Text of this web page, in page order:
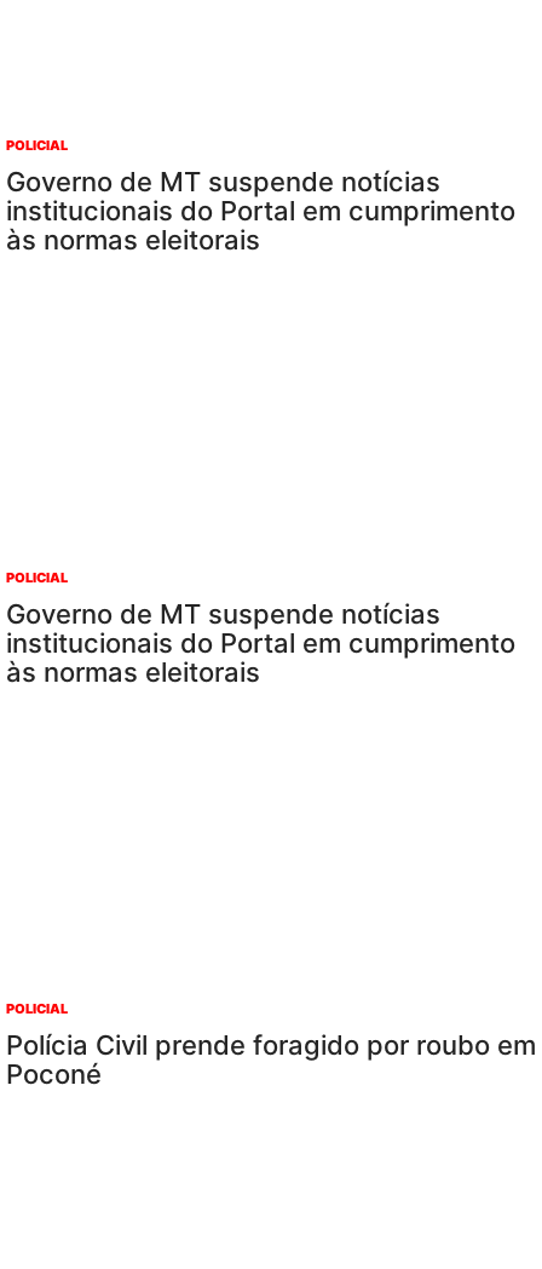
POLICIAL
Governo de MT suspende notícias
institucionais do Portal em cumprimento
às normas eleitorais
POLICIAL
Governo de MT suspende notícias
institucionais do Portal em cumprimento
às normas eleitorais
POLICIAL
Polícia Civil prende foragido por roubo em
Poconé